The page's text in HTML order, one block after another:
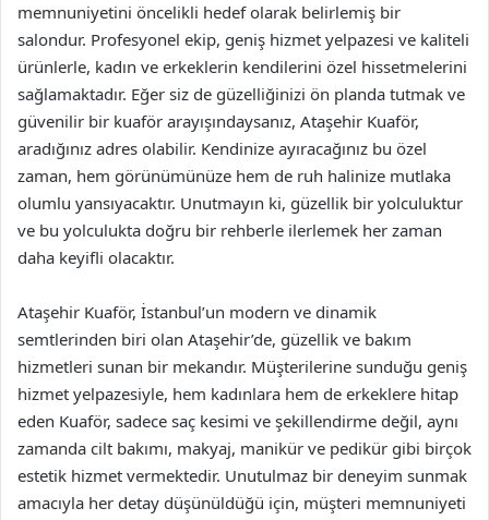
memnuniyetini öncelikli hedef olarak belirlemiş bir
salondur. Profesyonel ekip, geniş hizmet yelpazesi ve kaliteli
ürünlerle, kadın ve erkeklerin kendilerini özel hissetmelerini
sağlamaktadır. Eğer siz de güzelliğinizi ön planda tutmak ve
güvenilir bir kuaför arayışındaysanız, Ataşehir Kuaför,
aradığınız adres olabilir. Kendinize ayıracağınız bu özel
zaman, hem görünümünüze hem de ruh halinize mutlaka
olumlu yansıyacaktır. Unutmayın ki, güzellik bir yolculuktur
ve bu yolculukta doğru bir rehberle ilerlemek her zaman
daha keyifli olacaktır.
Ataşehir Kuaför, İstanbul’un modern ve dinamik
semtlerinden biri olan Ataşehir’de, güzellik ve bakım
hizmetleri sunan bir mekandır. Müşterilerine sunduğu geniş
hizmet yelpazesiyle, hem kadınlara hem de erkeklere hitap
eden Kuaför, sadece saç kesimi ve şekillendirme değil, aynı
zamanda cilt bakımı, makyaj, manikür ve pedikür gibi birçok
estetik hizmet vermektedir. Unutulmaz bir deneyim sunmak
amacıyla her detay düşünüldüğü için, müşteri memnuniyeti